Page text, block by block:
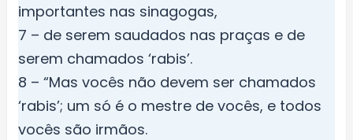
importantes nas sinagogas,
7 – de serem saudados nas praças e de
serem chamados ‘rabis’.
8 – “Mas vocês não devem ser chamados
‘rabis’; um só é o mestre de vocês, e todos
vocês são irmãos.